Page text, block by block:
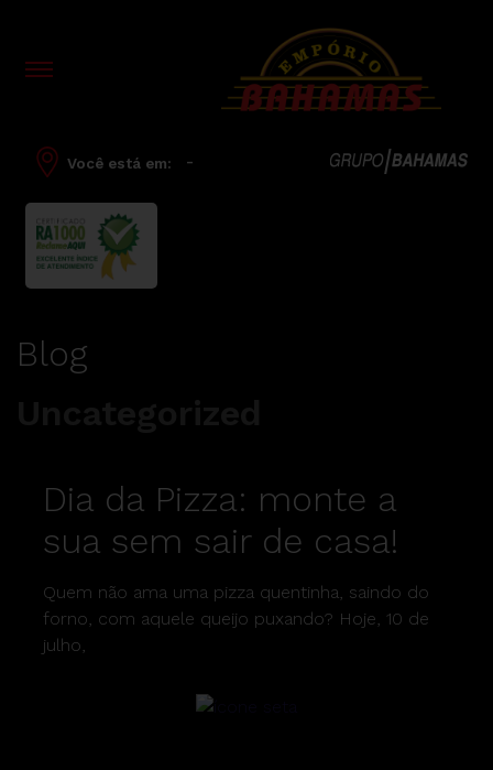
Você está em: -
Blog
Dia da Pizza: monte a
sua sem sair de casa!
Quem não ama uma pizza quentinha, saindo do
forno, com aquele queijo puxando? Hoje, 10 de
julho,